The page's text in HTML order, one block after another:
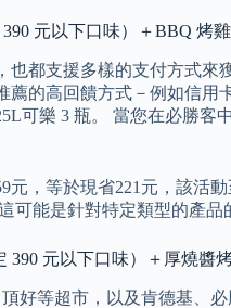
元以下口味）＋BBQ 烤
都支援多樣的支付方式
的高回饋方式－例如信
可樂 3 瓶。 當您在必勝
，等於現省221元，該
能是針對特定類型的產品
元以下口味）＋厚燒醬
好等超市，以及肯德基、